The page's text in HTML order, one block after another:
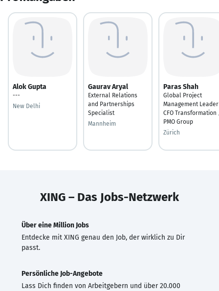
Alok Gupta
---
New Delhi
Gaurav Aryal
External Relations
and Partnerships
Specialist
Mannheim
Paras Shah
Global Project
Management
CFO Transformation
PMO Group
Zürich
XING – Das Jobs-Netzwerk
Über eine Million Jobs
Entdecke mit XING genau den Job, der wirklich zu Dir
passt.
Persönliche Job-Angebote
Lass Dich finden von Arbeitgebern und über 20.000